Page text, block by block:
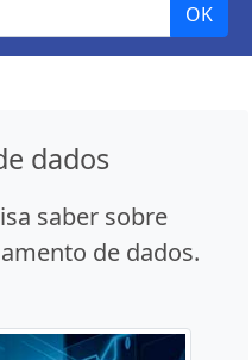
dados
saber sobre
de dados.